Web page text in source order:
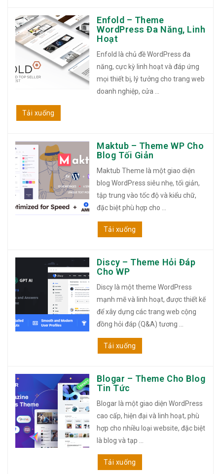
Enfold – Theme
WordPress Đa Năng, Linh
Hoạt
Enfold là chủ đề WordPress đa
năng, cực kỳ linh hoạt và đáp ứng
mọi thiết bị, lý tưởng cho trang web
doanh nghiệp, cửa ...
Tải xuống
Maktub – Theme WP Cho
Blog Tối Giản
Maktub Theme là một giao diện
blog WordPress siêu nhẹ, tối giản,
tập trung vào tốc độ và kiểu chữ,
đặc biệt phù hợp cho ...
Tải xuống
Discy – Theme Hỏi Đáp
Cho WP
Discy là một theme WordPress
mạnh mẽ và linh hoạt, được thiết kế
để xây dựng các trang web cộng
đồng hỏi đáp (Q&A) tương ...
Tải xuống
Blogar – Theme Cho Blog
Tin Tức
Blogar là một giao diện WordPress
cao cấp, hiện đại và linh hoạt, phù
hợp cho nhiều loại website, đặc biệt
là blog và tạp ...
Tải xuống